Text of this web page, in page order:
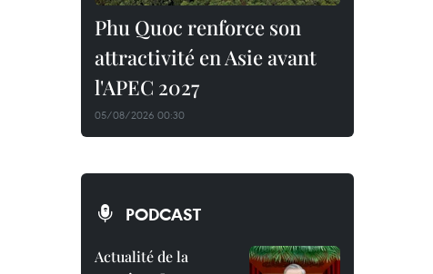
Phu Quoc renforce son
attractivité en Asie avant
l'APEC 2027
05/08/2026 00:30
PODCAST
Actualité de la